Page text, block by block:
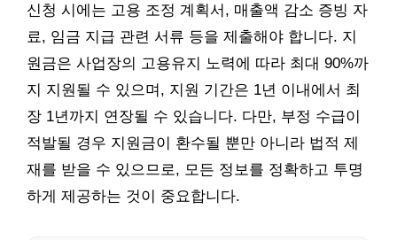
신청 시에는 고용 조정 계획서, 매출액 감소 증빙 자
료, 임금 지급 관련 서류 등을 제출해야 합니다. 지
원금은 사업장의 고용유지 노력에 따라 최대 90%까
지 지원될 수 있으며, 지원 기간은 1년 이내에서 최
장 1년까지 연장될 수 있습니다. 다만, 부정 수급이
적발될 경우 지원금이 환수될 뿐만 아니라 법적 제
재를 받을 수 있으므로, 모든 정보를 정확하고 투명
하게 제공하는 것이 중요합니다.